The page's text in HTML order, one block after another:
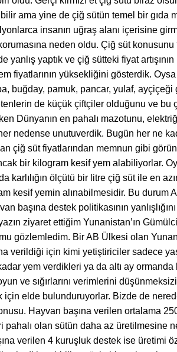
ama yine de çiğ sütün temel bir gıda
insanın uğraş alanı içerisine
neden oldu. Çiğ süt konusunu
yanlış yaptık ve çiğ sütteki fiyat
fiyatlarının yüksekliğini gösterdik.
buğday, pamuk, pancar, yulaf, ayçiçeği
de küçük çiftçiler olduğunu ve bu
Dünyanın en pahalı mazotunu,
her nedense unutuverdik. Bugün her ne
çiğ süt fiyatlarından memnun gibi
bir kilogram kesif yem alabiliyorlar.
karlılığın ölçütü bir litre çiğ süt ile en
kesif yemin alınabilmesidir. Bu durum
başına destek politikasının
ziyaret ettiğim Yunanistan’ın
gözlemledim. Bir AB Ülkesi olan
verildiği için kimi yetiştiriciler sadece
yem verdikleri ya da altı ay ormanda
ve sığırlarını verimlerini
için elde bulunduruyorlar. Bizde de
Hayvan başına verilen ortalama
pahalı olan sütün daha az üretilmesine
verilen 4 kuruşluk destek ise üretimi